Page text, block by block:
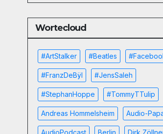
Wortecloud
#ArtStalker #Beatles
#FranzDeBÿl #JensSaleh
#StephanHoppe #TommyTTulip
Andreas Hommelsheim Audio-
AudioPodcast Berlin Dirk